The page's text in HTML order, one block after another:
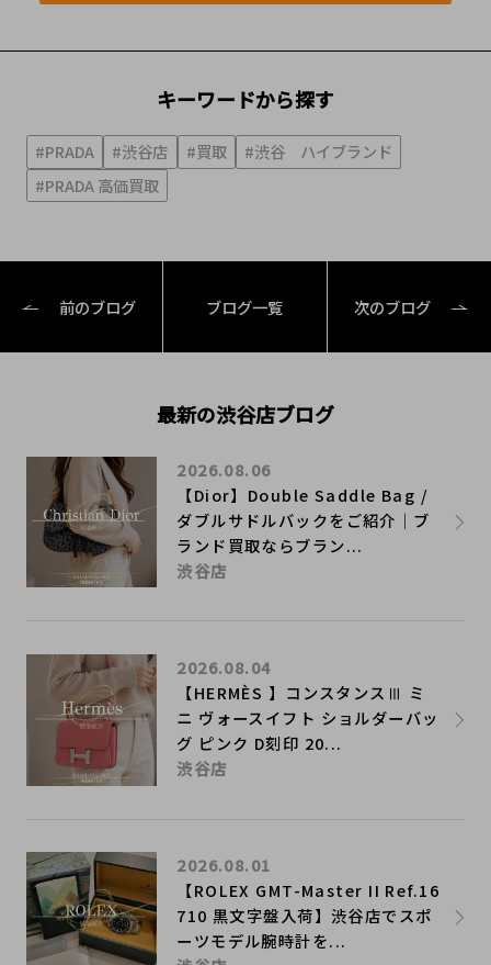
キーワードから探す
#PRADA #渋谷店 #買取
#渋谷 ハイブランド
#PRADA 高価買取
前のブログ ブログ一覧 次のブログ
最新の渋谷店ブログ
【Dior】Double Saddle Bag /
ダブルサドルバックをご紹介｜ブ
ランド買取ならブラン...
2026.08.06
渋谷店
【HERMÈS 】コンスタンスⅢ ミ
ニ ヴォースイフト ショルダーバッ
グ ピンク D刻印 20...
2026.08.04
渋谷店
【ROLEX GMT-Master II Ref.16
710 黒文字盤入荷】渋谷店でスポ
ーツモデル腕時計を...
2026.08.01